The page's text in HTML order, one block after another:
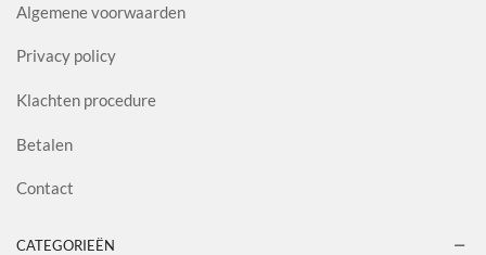
Algemene voorwaarden
Privacy policy
Klachten procedure
Betalen
Contact
CATEGORIEËN